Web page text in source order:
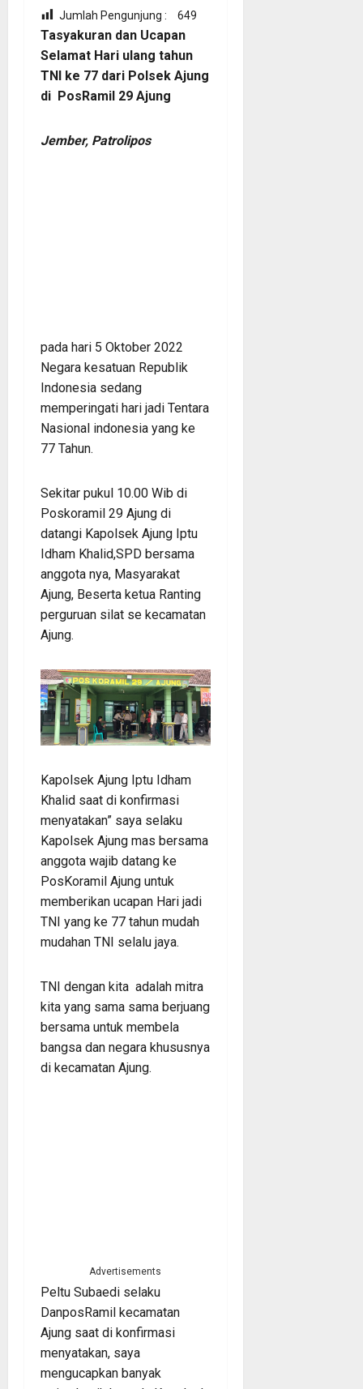
Jumlah Pengunjung : 649
Tasyakuran dan Ucapan
Selamat Hari ulang tahun
TNI ke 77 dari Polsek Ajung
di PosRamil 29 Ajung
Jember, Patrolipos
pada hari 5 Oktober 2022
Negara kesatuan Republik
Indonesia sedang
memperingati hari jadi Tentara
Nasional indonesia yang ke
77 Tahun.
Sekitar pukul 10.00 Wib di
Poskoramil 29 Ajung di
datangi Kapolsek Ajung Iptu
Idham Khalid,SPD bersama
anggota nya, Masyarakat
Ajung, Beserta ketua Ranting
perguruan silat se kecamatan
Ajung.
Kapolsek Ajung Iptu Idham
Khalid saat di konfirmasi
menyatakan” saya selaku
Kapolsek Ajung mas bersama
anggota wajib datang ke
PosKoramil Ajung untuk
memberikan ucapan Hari jadi
TNI yang ke 77 tahun mudah
mudahan TNI selalu jaya.
TNI dengan kita adalah mitra
kita yang sama sama berjuang
bersama untuk membela
bangsa dan negara khususnya
di kecamatan Ajung.
Advertisements
Peltu Subaedi selaku
DanposRamil kecamatan
Ajung saat di konfirmasi
menyatakan, saya
mengucapkan banyak